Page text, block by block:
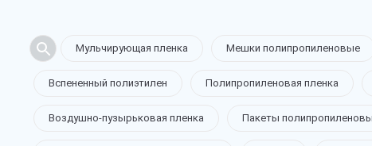
Мульчирующая пленка Мешки полипропиленовые
Вспененный полиэтилен Полипропиленовая пленка
Воздушно-пузырьковая пленка Пакеты